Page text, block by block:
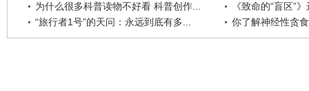
为什么很多科普读物不好看 科普创作...
《致命的“盲区”
“旅行者1号”的天问：永远到底有多...
你了解神经性贪